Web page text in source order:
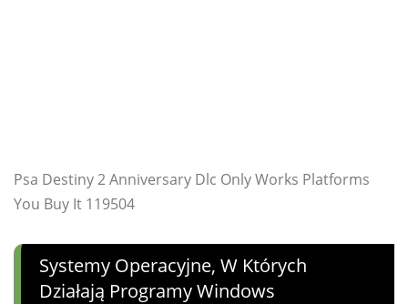
Psa Destiny 2 Anniversary Dlc Only Works Platforms
You Buy It 119504
Systemy Operacyjne, W Których
Działają Programy Windows